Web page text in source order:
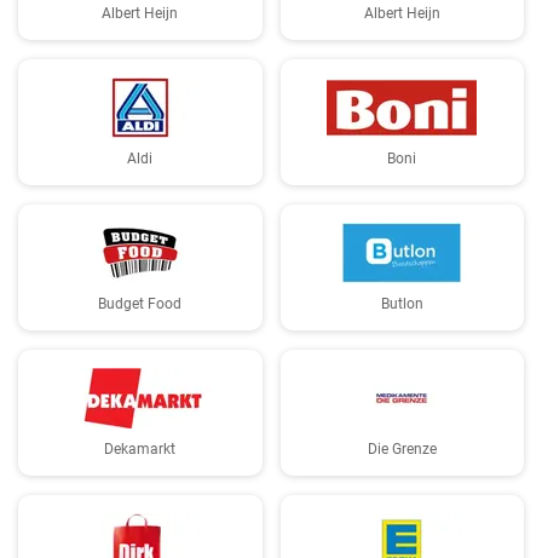
Albert Heijn Albert Heijn
Aldi Boni
Budget Food Butlon
Dekamarkt Die Grenze